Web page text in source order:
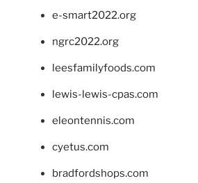
e-smart2022.org
ngrc2022.org
leesfamilyfoods.com
lewis-lewis-cpas.com
eleontennis.com
cyetus.com
bradfordshops.com